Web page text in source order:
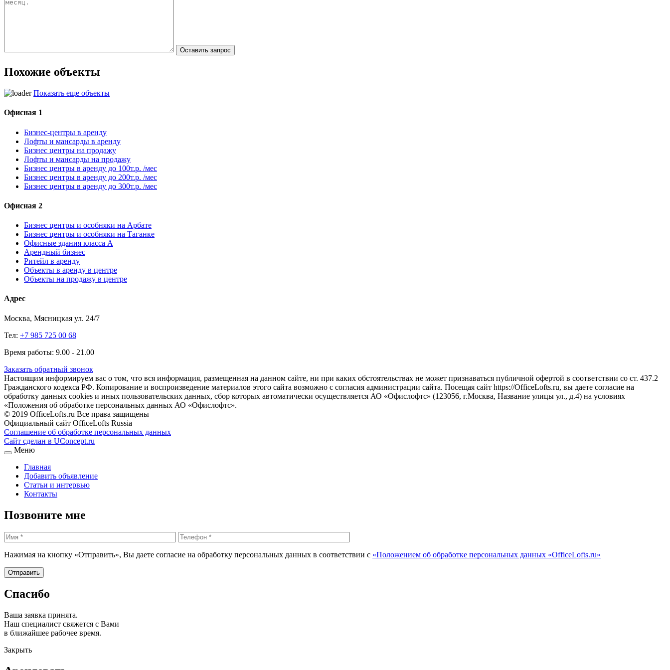
Похожие объекты
Показать еще объекты
Офисная 1
Бизнес-центры в аренду
Лофты и мансарды в аренду
Бизнес центры на продажу
Лофты и мансарды на продажу
Бизнес центры в аренду до 100т.р. /мес
Бизнес центры в аренду до 200т.р. /мес
Бизнес центры в аренду до 300т.р. /мес
Офисная 2
Бизнес центры и особняки на Арбате
Бизнес центры и особняки на Таганке
Офисные здания класса А
Арендный бизнес
Ритейл в аренду
Объекты в аренду в центре
Объекты на продажу в центре
Адрес
Москва, Мясницкая ул. 24/7
Тел: +7 985 725 00 68
Время работы: 9.00 - 21.00
Заказать обратный звонок
Настоящим информируем вас о том, что вся информация, размещенная на данном сайте, ни при каких обстоятельствах не может признаваться публичной офертой в соответствии со ст. 437.2
Гражданского кодекса РФ. Копирование и воспроизведение материалов этого сайта возможно с согласия администрации сайта. Посещая сайт https://OfficeLofts.ru, вы даете согласие на
обработку данных cookies и иных пользовательских данных, сбор которых автоматически осуществляется АО «Офислофтс» (123056, г.Москва, Название улицы ул., д.4) на условиях
«Положения об обработке персональных данных АО «Офислофтс».
© 2019 OfficeLofts.ru Все права защищены
Официальный сайт OfficeLofts Russia
Соглашение об обработке персональных данных
Сайт сделан в UConcept.ru
Меню
Главная
Добавить объявление
Статьи и интервью
Контакты
Позвоните мне
Нажимая на кнопку «Отправить», Вы даете согласие на обработку персональных данных в соответствии с «Положением об обработке персональных данных «OfficeLofts.ru»
Спасибо
Ваша заявка принята.
Наш специалист свяжется с Вами
в ближайшее рабочее время.
Закрыть